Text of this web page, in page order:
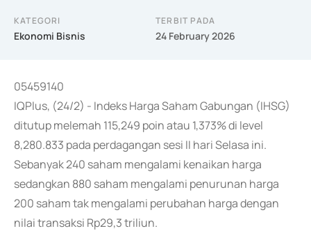
KATEGORI
Ekonomi Bisnis
TERBIT PADA
24 February 2026
05459140
IQPlus, (24/2) - Indeks Harga Saham Gabungan (IHSG)
ditutup melemah 115,249 poin atau 1,373% di level
8,280.833 pada perdagangan sesi II hari Selasa ini.
Sebanyak 240 saham mengalami kenaikan harga
sedangkan 880 saham mengalami penurunan harga
200 saham tak mengalami perubahan harga dengan
nilai transaksi Rp29,3 triliun.